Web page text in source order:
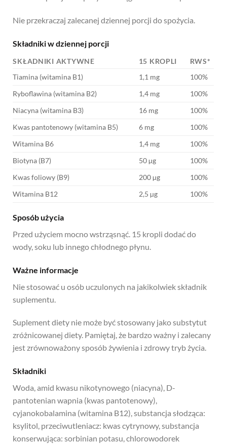
Nie przekraczaj zalecanej dziennej porcji do spożycia.
Składniki w dziennej porcji
SKŁADNIKI AKTYWNE 15 KROPLI
RWS*
Tiamina (witamina B1)
1,1 mg
100%
Ryboflawina (witamina B2)
1,4 mg
100%
Niacyna (witamina B3)
16 mg
100%
Kwas pantotenowy (witamina B5)
6 mg
100%
Witamina B6
1,4 mg
100%
Biotyna (B7)
50 µg
100%
Kwas foliowy (B9)
200 µg
100%
Witamina B12
2,5 µg 100%
Sposób użycia
Przed użyciem mocno wstrząsnąć. 15 kropli dodać do
wody, soku lub innego chłodnego płynu.
Ważne informacje
Nie stosować u osób uczulonych na jakikolwiek składnik
suplementu.
Suplement diety nie może być stosowany jako substytut
zróżnicowanej diety. Pamiętaj, że bardzo ważny i zalecany
jest zrównoważony sposób żywienia i zdrowy tryb życia.
Składniki
Woda, amid kwasu nikotynowego (niacyna), D-
pantotenian wapnia (kwas pantotenowy),
cyjanokobalamina (witamina B12), substancja słodząca:
ksylitol, przeciwutleniacz: kwas cytrynowy, substancja
konserwująca: sorbinian potasu, chlorowodorek